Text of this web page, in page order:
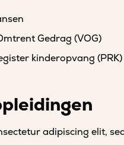
Gedrag (VOG)
kinderopvang (PRK)
adipiscing elit,